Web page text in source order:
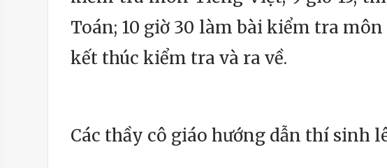
Toán; 10 giờ 30 làm bài kiểm tra môn
kết thúc kiểm tra và ra về.
Các thầy cô giáo hướng dẫn thí sinh